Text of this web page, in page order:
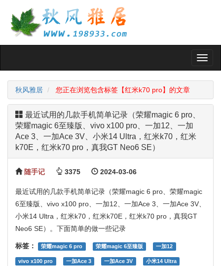
秋风雅居 您正在浏览包含标签【红米k70 pro】的文章
最近试用的几款手机简单记录（荣耀magic 6 pro、
荣耀magic 6至臻版、vivo x100 pro、一加12、一加
Ace 3、一加Ace 3V、小米14 Ultra，红米k70，红米
k70E，红米k70 pro，真我GT Neo6 SE）
随手记 3375 2024-03-06
最近试用的几款手机简单记录（荣耀magic 6 pro、荣耀magic
6至臻版、vivo x100 pro、一加12、一加Ace 3、一加Ace 3V、
小米14 Ultra，红米k70，红米k70E，红米k70 pro，真我GT
Neo6 SE）。下面简单的做一些记录
标签： 荣耀magic 6 pro 荣耀magic 6至臻版 一加12
vivo x100 pro 一加Ace 3 一加Ace 3V 小米14 Ultra